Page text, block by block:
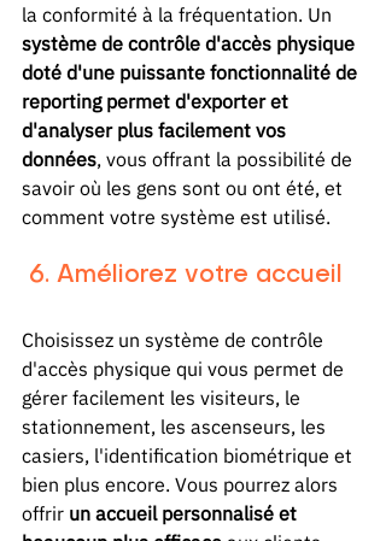
la conformité à la fréquentation. Un
système de contrôle d'accès physique
doté d'une puissante fonctionnalité de
reporting permet d'exporter et
d'analyser plus facilement vos
données, vous offrant la possibilité de
savoir où les gens sont ou ont été, et
comment votre système est utilisé.
6. Améliorez votre accueil
Choisissez un système de contrôle
d'accès physique qui vous permet de
gérer facilement les visiteurs, le
stationnement, les ascenseurs, les
casiers, l'identification biométrique et
bien plus encore. Vous pourrez alors
offrir un accueil personnalisé et